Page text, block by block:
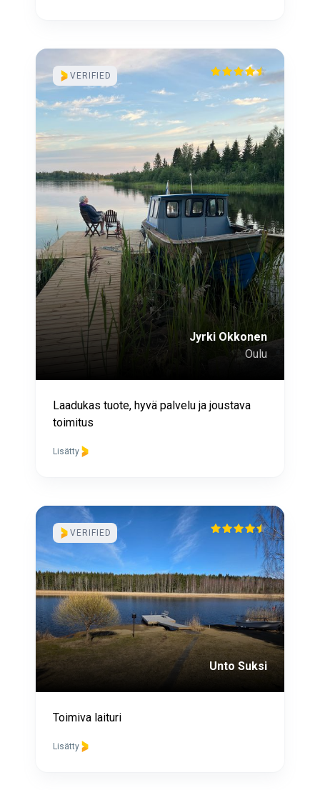
VERIFIED
Jyrki Okkonen
Oulu
Laadukas tuote, hyvä palvelu ja joustava
toimitus
Lisätty
VERIFIED
Unto Suksi
Toimiva laituri
Lisätty